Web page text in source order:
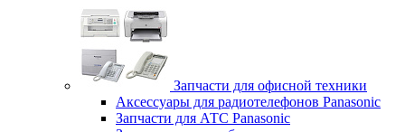
Запчасти для офисной техники
Аксессуары для радиотелефонов Panasonic
Запчасти для АТС Panasonic